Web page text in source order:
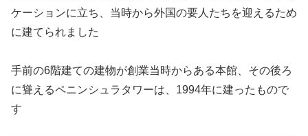
ケーションに立ち、当時から外国の要人たちを迎えるため
に建てられました
手前の6階建ての建物が創業当時からある本館、その後ろ
に聳えるペニンシュラタワーは、1994年に建ったもので
す